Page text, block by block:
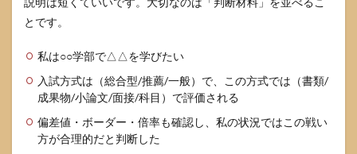
とです。
私は○○学部で△△を学びたい
入試方式は（総合型/推薦/一般）で、この方式では（書類/
成果物/小論文/面接/科目）で評価される
偏差値・ボーダー・倍率も確認し、私の状況ではこの戦い
方が合理的だと判断した